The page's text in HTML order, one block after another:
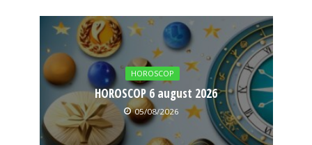
HOROSCOP
HOROSCOP 6 august 2026
05/08/2026